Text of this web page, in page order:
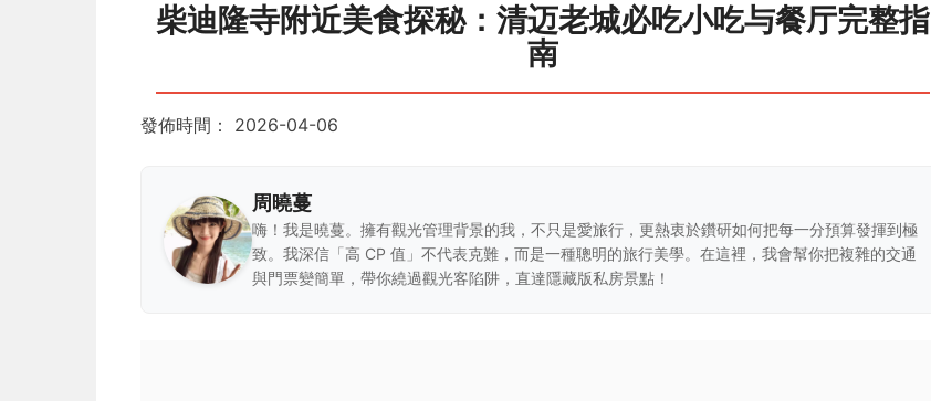
柴迪隆寺附近美食探秘：清迈老城必吃小吃与餐厅完整指
南
發佈時間： 2026-04-06
周曉蔓
嗨！我是曉蔓。擁有觀光管理背景的我，不只是愛旅行，更熱衷於鑽研如何把每一分預算發揮到極
致。我深信「高 CP 值」不代表克難，而是一種聰明的旅行美學。在這裡，我會幫你把複雜的交通
與門票變簡單，帶你繞過觀光客陷阱，直達隱藏版私房景點！